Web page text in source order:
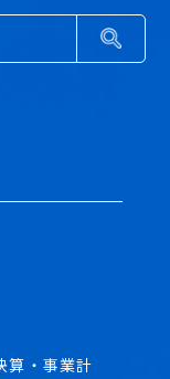
算・事業計